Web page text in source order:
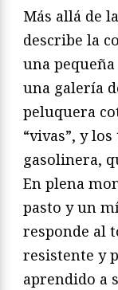
Más allá de
describe la
una
una galería
peluquera
“vivas”, y
gasolinera,
En plena
pasto y un
responde al
resistente y
aprendido a